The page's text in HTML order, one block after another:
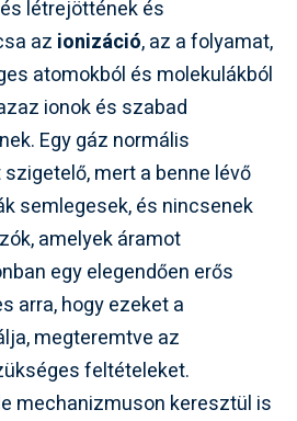
létrejöttének és
az ionizáció, az a folyamat,
atomokból és molekulákból
ionok és szabad
Egy gáz normális
mert a benne lévő
semlegesek, és nincsenek
amelyek áramot
egy elegendően erős
arra, hogy ezeket a
megteremtve az
feltételeket.
mechanizmuson keresztül is